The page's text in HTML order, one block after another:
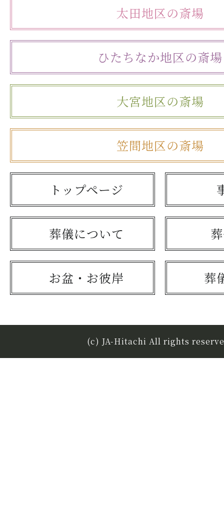
太田地区の斎場
ひたちなか地区の斎場
大宮地区の斎場
笠間地区の斎場
トップページ
葬儀について
お盆・お彼岸 葬
(c) JA-Hitachi All rights